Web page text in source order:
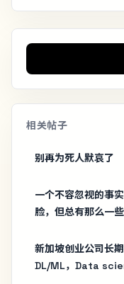
相关帖子
别再为死人默哀了
一个不容忽视的事
脸，但总有那么一
新加坡创业公司长
DL/ML，Data